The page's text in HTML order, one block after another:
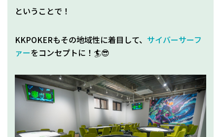
ということで！
KKPOKERもその地域性に着目して、 サイバーサーフ
ァーをコンセプトに！🏄😎